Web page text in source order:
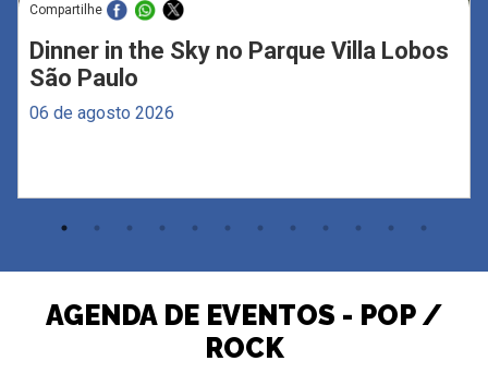
Compartilhe
Dinner in the Sky no Parque Villa Lobos
São Paulo
06 de agosto 2026
AGENDA DE EVENTOS - POP /
ROCK